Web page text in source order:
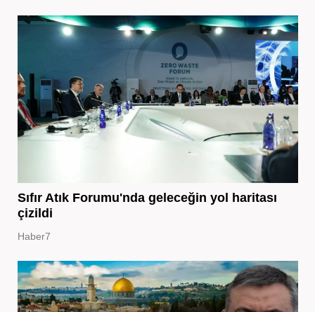
Sıfır Atık Forumu'nda geleceğin yol haritası
çizildi
Haber7